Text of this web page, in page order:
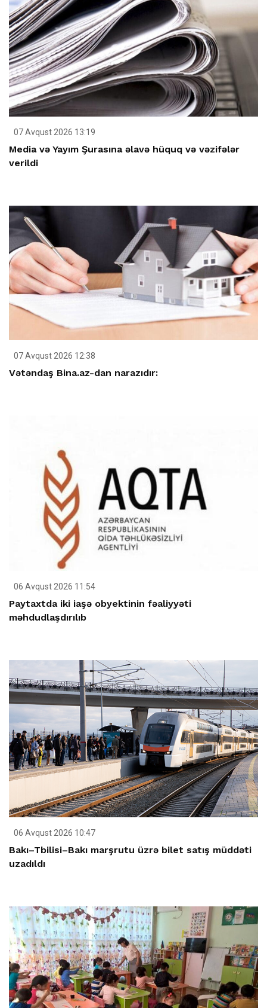
07 Avqust 2026 13:19
Media və Yayım Şurasına əlavə hüquq və vəzifələr
verildi
07 Avqust 2026 12:38
Vətəndaş Bina.az-dan narazıdır:
06 Avqust 2026 11:54
Paytaxtda iki iaşə obyektinin fəaliyyəti
məhdudlaşdırılıb
06 Avqust 2026 10:47
Bakı–Tbilisi–Bakı marşrutu üzrə bilet satış müddəti
uzadıldı